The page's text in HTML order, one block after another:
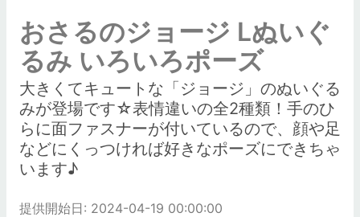
おさるのジョージ Lぬいぐ
るみ いろいろポーズ
大きくてキュートな「ジョージ」のぬいぐる
みが登場です☆表情違いの全2種類！手のひ
らに面ファスナーが付いているので、顔や足
などにくっつければ好きなポーズにできちゃ
います♪
提供開始日: 2024-04-19 00:00:00